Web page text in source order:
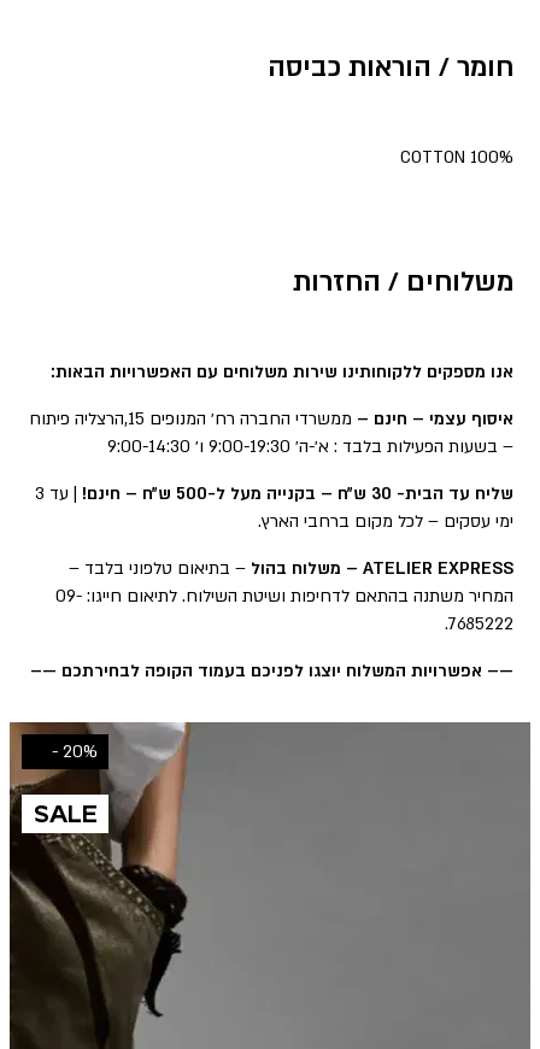
חומר / הוראות כביסה
100% COTTON
משלוחים / החזרות
אנו מספקים ללקוחותינו שירות משלוחים עם האפשרויות הבאות:
איסוף עצמי – חינם –
ממשרדי החברה רח׳ המנופים 15,הרצליה פיתוח
– בשעות הפעילות בלבד : א׳-ה׳ 9:00-19:30 ו׳ 9:00-14:30
שליח עד הבית- 30 ש״ח – בקנייה מעל ל-500 ש״ח – חינם!
| עד 3
ימי עסקים – לכל מקום ברחבי הארץ.
ATELIER EXPRESS – משלוח בהול
– בתיאום טלפוני בלבד –
המחיר משתנה בהתאם לדחיפות ושיטת השילוח. לתיאום חייגו: 09-
7685222.
—– אפשרויות המשלוח יוצגו לפניכם בעמוד הקופה לבחירתכם —–
20% -
SALE